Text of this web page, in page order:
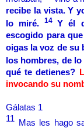
recibe la vista. Y
lo miré. 14Y él
escogido para
oigas la voz de su
los hombres, de
qué te detienes?
invocando su
Gálatas 1
11 Mas les hago